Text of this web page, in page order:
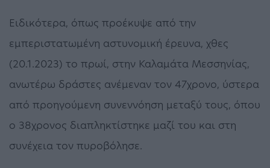
Ειδικότερα, όπως προέκυψε από την
εμπεριστατωμένη αστυνομική έρευνα, χθες
(20.1.2023) το πρωί, στην Καλαμάτα Μεσσηνίας,
ανωτέρω δράστες ανέμεναν τον 47χρονο, ύστερα
από προηγούμενη συνεννόηση μεταξύ τους, όπου
ο 38χρονος διαπληκτίστηκε μαζί του και στη
συνέχεια τον πυροβόλησε.